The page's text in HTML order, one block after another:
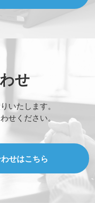
せ
いたします。
せください。
せはこちら